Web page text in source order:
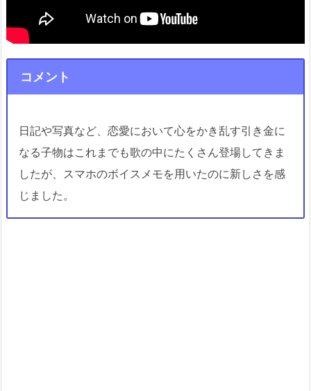
コメント
日記や写真など、恋愛において心をかき乱す引き金に
なる子物はこれまでも歌の中にたくさん登場してきま
したが、スマホのボイスメモを用いたのに新しさを感
じました。